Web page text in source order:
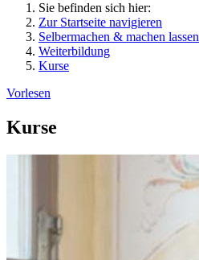
Sie befinden sich hier:
Zur Startseite navigieren
Selbermachen & machen lassen
Weiterbildung
Kurse
Vorlesen
Kurse